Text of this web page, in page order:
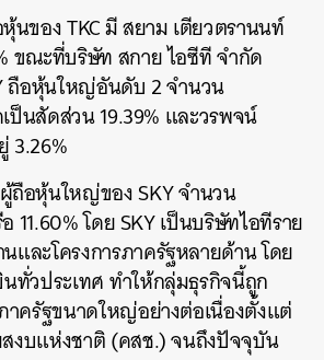
นของ TKC มี สยาม เตียวตรานนท์
ขณะที่บริษัท สกาย ไอซีที จำกัด
ถือหุ้นใหญ่อันดับ 2 จำนวน
ป็นสัดส่วน 19.39% และวรพจน์
3.26%
ถือหุ้นใหญ่ของ SKY จำนวน
11.60% โดย SKY เป็นบริษัทไอทีราย
ละโครงการภาครัฐหลายด้าน โดย
ทั่วประเทศ ทำให้กลุ่มธุรกิจนี้ถูก
าครัฐขนาดใหญ่อย่างต่อเนื่องตั้งแต่
งบแห่งชาติ (คสช.) จนถึงปัจจุบัน